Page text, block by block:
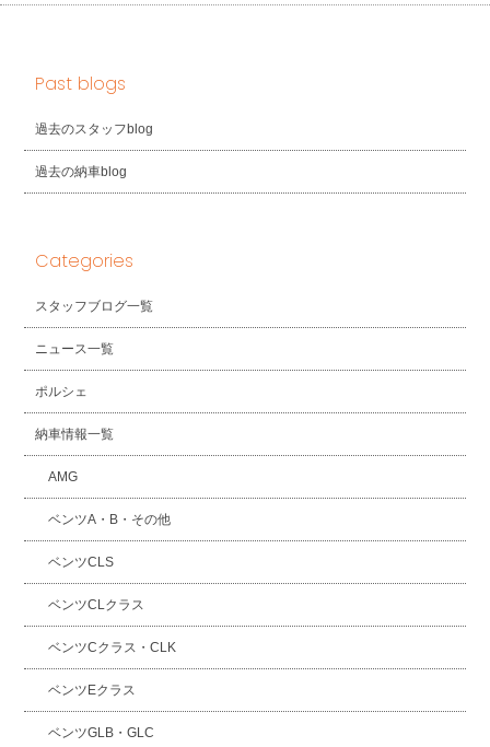
Past blogs
過去のスタッフblog
過去の納車blog
Categories
スタッフブログ一覧
ニュース一覧
ポルシェ
納車情報一覧
AMG
ベンツA・B・その他
ベンツCLS
ベンツCLクラス
ベンツCクラス・CLK
ベンツEクラス
ベンツGLB・GLC